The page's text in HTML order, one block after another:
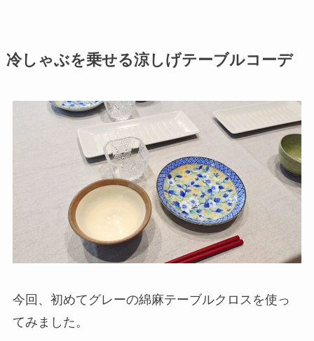
冷しゃぶを乗せる涼しげテーブルコーデ
今回、初めてグレーの綿麻テーブルクロスを使っ
てみました。